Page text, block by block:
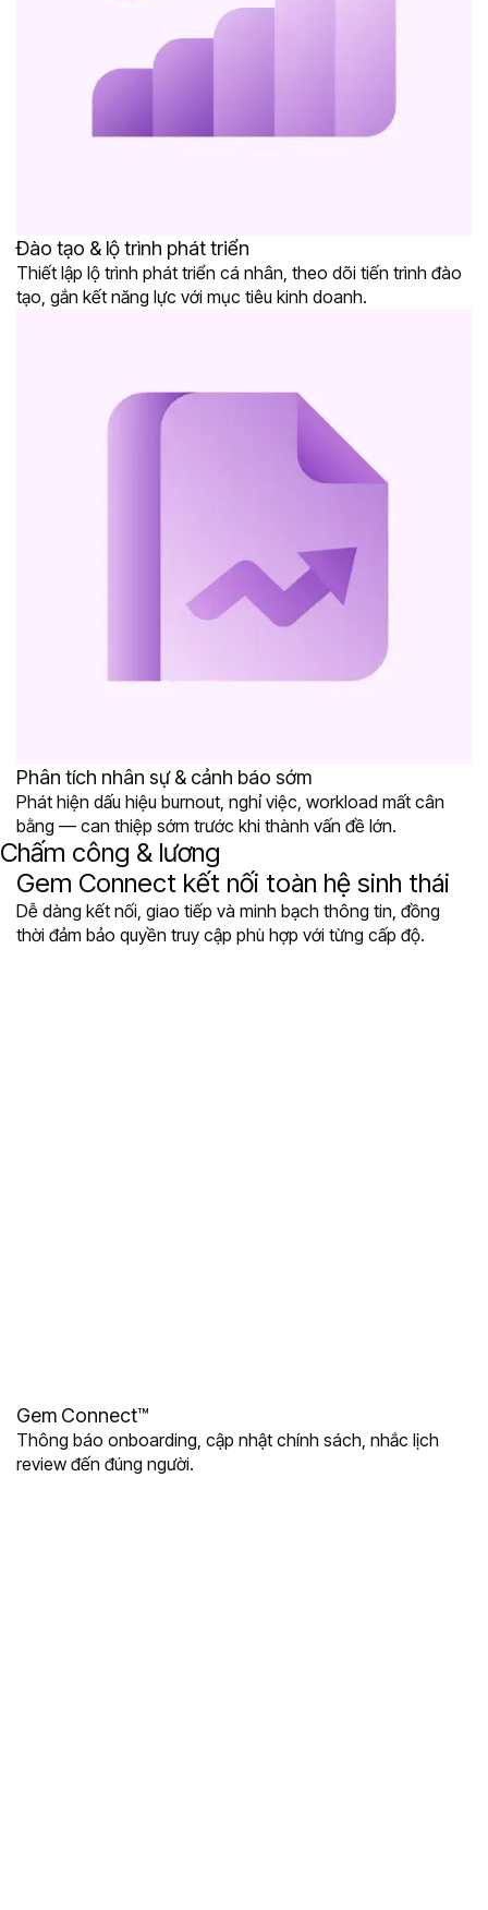
Đào tạo & lộ trình phát triển
Thiết lập lộ trình phát triển cá nhân, theo dõi tiến trình đào
tạo, gắn kết năng lực với mục tiêu kinh doanh.
Phân tích nhân sự & cảnh báo sớm
Phát hiện dấu hiệu burnout, nghỉ việc, workload mất cân
bằng — can thiệp sớm trước khi thành vấn đề lớn.
Chấm công & lương
Gem Connect kết nối toàn hệ sinh thái
Dễ dàng kết nối, giao tiếp và minh bạch thông tin, đồng
thời đảm bảo quyền truy cập phù hợp với từng cấp độ.
Gem Connect™
Thông báo onboarding, cập nhật chính sách, nhắc lịch
review đến đúng người.